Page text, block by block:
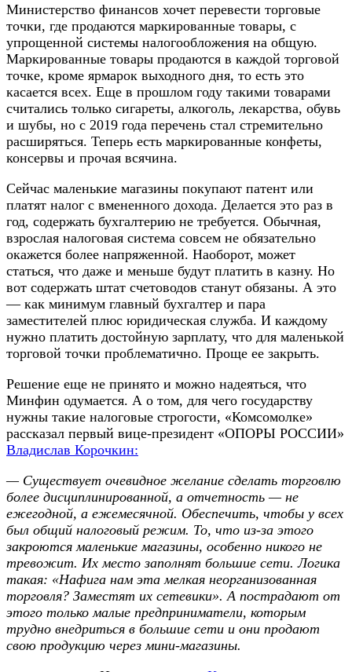
Министерство финансов хочет перевести торговые
точки, где продаются маркированные товары, с
упрощенной системы налогообложения на общую.
Маркированные товары продаются в каждой торговой
точке, кроме ярмарок выходного дня, то есть это
касается всех. Еще в прошлом году такими товарами
считались только сигареты, алкоголь, лекарства, обувь
и шубы, но с 2019 года перечень стал стремительно
расширяться. Теперь есть маркированные конфеты,
консервы и прочая всячина.
Сейчас маленькие магазины покупают патент или
платят налог с вмененного дохода. Делается это раз в
год, содержать бухгалтерию не требуется. Обычная,
взрослая налоговая система совсем не обязательно
окажется более напряженной. Наоборот, может
статься, что даже и меньше будут платить в казну. Но
вот содержать штат счетоводов станут обязаны. А это
— как минимум главный бухгалтер и пара
заместителей плюс юридическая служба. И каждому
нужно платить достойную зарплату, что для маленькой
торговой точки проблематично. Проще ее закрыть.
Решение еще не принято и можно надеяться, что
Минфин одумается. А о том, для чего государству
нужны такие налоговые строгости, «Комсомолке»
рассказал первый вице-президент «ОПОРЫ РОССИИ»
Владислав Корочкин:
— Существует очевидное желание сделать торговлю
более дисциплинированной, а отчетность — не
ежегодной, а ежемесячной. Обеспечить, чтобы у всех
был общий налоговый режим. То, что из-за этого
закроются маленькие магазины, особенно никого не
тревожит. Их место заполнят большие сети. Логика
такая: «Нафига нам эта мелкая неорганизованная
торговля? Заместят их сетевики». А пострадают от
этого только малые предприниматели, которым
трудно внедриться в большие сети и они продают
свою продукцию через мини-магазины.